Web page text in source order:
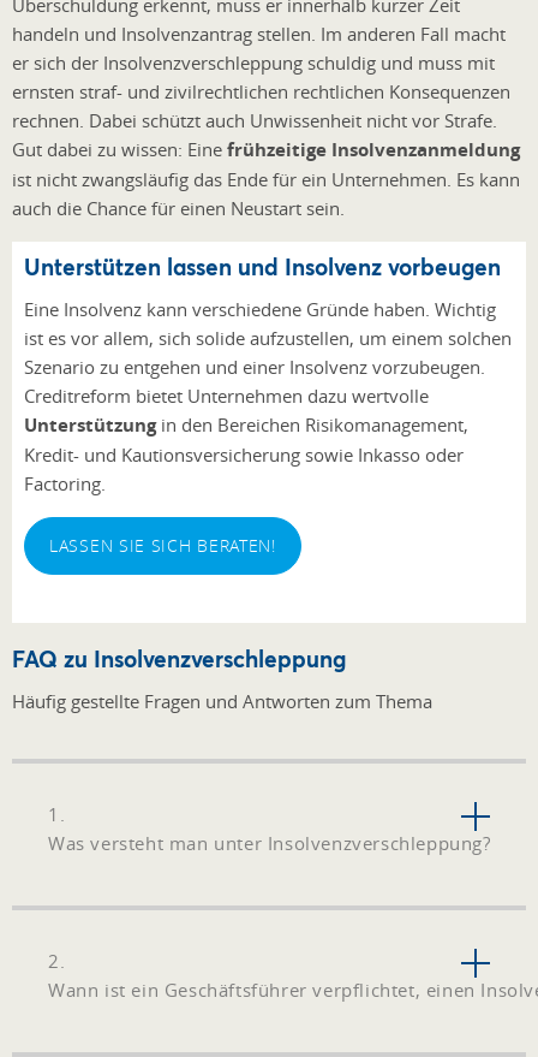
handeln und Insolvenzantrag stellen. Im anderen Fall macht
er sich der Insolvenzverschleppung schuldig und muss mit
ernsten straf- und zivilrechtlichen rechtlichen Konsequenzen
rechnen. Dabei schützt auch Unwissenheit nicht vor Strafe.
Gut dabei zu wissen: Eine frühzeitige Insolvenzanmeldung
ist nicht zwangsläufig das Ende für ein Unternehmen. Es kann
auch die Chance für einen Neustart sein.
Unterstützen lassen und Insolvenz vorbeugen
Eine Insolvenz kann verschiedene Gründe haben. Wichtig
ist es vor allem, sich solide aufzustellen, um einem solchen
Szenario zu entgehen und einer Insolvenz vorzubeugen.
Creditreform bietet Unternehmen dazu wertvolle
Unterstützungin den Bereichen Risikomanagement,
Kredit- und Kautionsversicherung sowie Inkasso oder
Factoring.
LASSEN SIE SICH BERATEN!
FAQ zu Insolvenzverschleppung
Häufig gestellte Fragen und Antworten zum Thema
1.
Was versteht man unter Insolvenzverschleppung?
2.
Wann ist ein Geschäftsführer verpflichtet, einen